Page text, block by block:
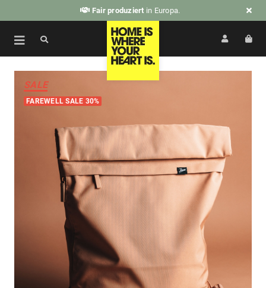
Fair produziert in Europa.
SALE
FAREWELL SALE 30%